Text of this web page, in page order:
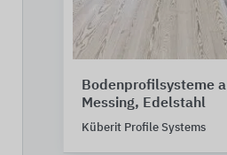
Bodenprofilsysteme
Messing, Edelstahl
Küberit Profile Systems